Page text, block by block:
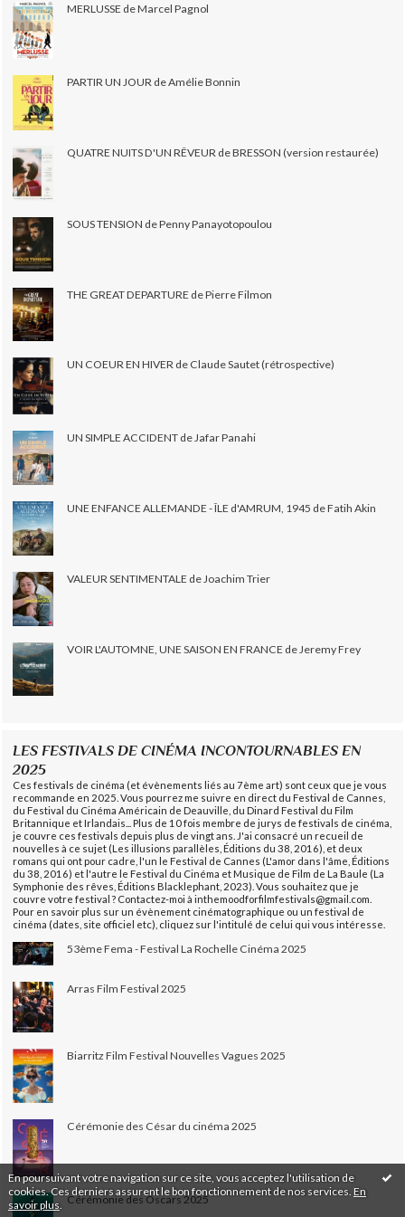
En poursuivant votre navigation sur ce site, vous acceptez l'utilisation de
cookies. Ces derniers assurent le bon fonctionnement de nos services. En
savoir plus
MERLUSSE de Marcel Pagnol
PARTIR UN JOUR de Amélie Bonnin
QUATRE NUITS D'UN RÊVEUR de BRESSON (version restaurée)
SOUS TENSION de Penny Panayotopoulou
THE GREAT DEPARTURE de Pierre Filmon
UN COEUR EN HIVER de Claude Sautet (rétrospective)
UN SIMPLE ACCIDENT de Jafar Panahi
UNE ENFANCE ALLEMANDE - ÎLE d'AMRUM, 1945 de Fatih Akin
VALEUR SENTIMENTALE de Joachim Trier
VOIR L'AUTOMNE, UNE SAISON EN FRANCE de Jeremy Frey
LES FESTIVALS DE CINÉMA INCONTOURNABLES EN
2025
Ces festivals de cinéma (et évènements liés au 7ème art) sont ceux que je vous
recommande en 2025. Vous pourrez me suivre en direct du Festival de Cannes,
du Festival du Cinéma Américain de Deauville, du Dinard Festival du Film
Britannique et Irlandais... Plus de 10 fois membre de jurys de festivals de cinéma,
je couvre ces festivals depuis plus de vingt ans. J'ai consacré un recueil de
nouvelles à ce sujet (Les illusions parallèles, Éditions du 38, 2016), et deux
romans qui ont pour cadre, l'un le Festival de Cannes (L'amor dans l'âme, Éditions
du 38, 2016) et l'autre le Festival du Cinéma et Musique de Film de La Baule (La
Symphonie des rêves, Éditions Blacklephant, 2023). Vous souhaitez que je
couvre votre festival ? Contactez-moi à inthemoodforfilmfestivals@gmail.com.
Pour en savoir plus sur un évènement cinématographique ou un festival de
cinéma (dates, site officiel etc), cliquez sur l'intitulé de celui qui vous intéresse.
53ème Fema - Festival La Rochelle Cinéma 2025
Arras Film Festival 2025
Biarritz Film Festival Nouvelles Vagues 2025
Cérémonie des César du cinéma 2025
Cérémonie des Oscars 2025